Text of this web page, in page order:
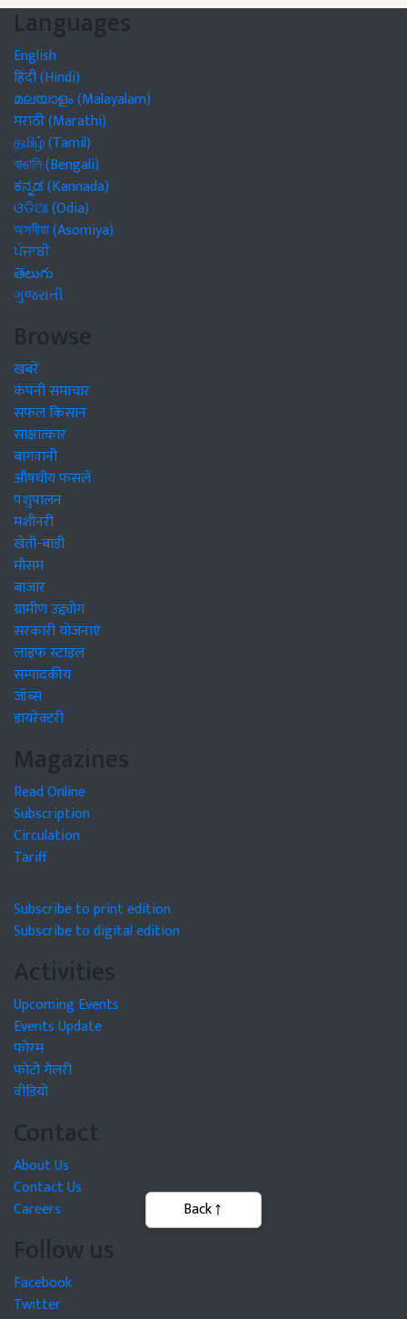
Languages
English
हिंदी (Hindi)
മലയാളം (Malayalam)
मराठी (Marathi)
தமிழ் (Tamil)
বাঙালি (Bengali)
ಕನ್ನಡ (Kannada)
ଓଡିଆ (Odia)
অসমীয়া (Asomiya)
ਪੰਜਾਬੀ
తెలుగు
ગુજરાતી
Browse
खबरें
कंपनी समाचार
सफल किसान
साक्षात्कार
बागवानी
औषधीय फसलें
पशुपालन
मशीनरी
खेती-बाड़ी
मौसम
बाजार
ग्रामीण उद्द्योग
सरकारी योजनाएं
लाइफ स्टाइल
सम्पादकीय
जॉब्स
डायरेक्टरी
Magazines
Read Online
Subscription
Circulation
Tariff
Subscribe to print edition
Subscribe to digital edition
Activities
Upcoming Events
Events Update
फोरम
फोटो गैलरी
वीडियो
Contact
About Us
Contact Us
Careers
Follow us
Facebook
Twitter